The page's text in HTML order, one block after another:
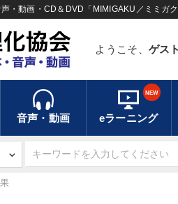
・動画・CD＆DVD「MIMIGAKU／ミミガ
ようこそ、 ゲスト
音声・動画 eラーニング
NEW